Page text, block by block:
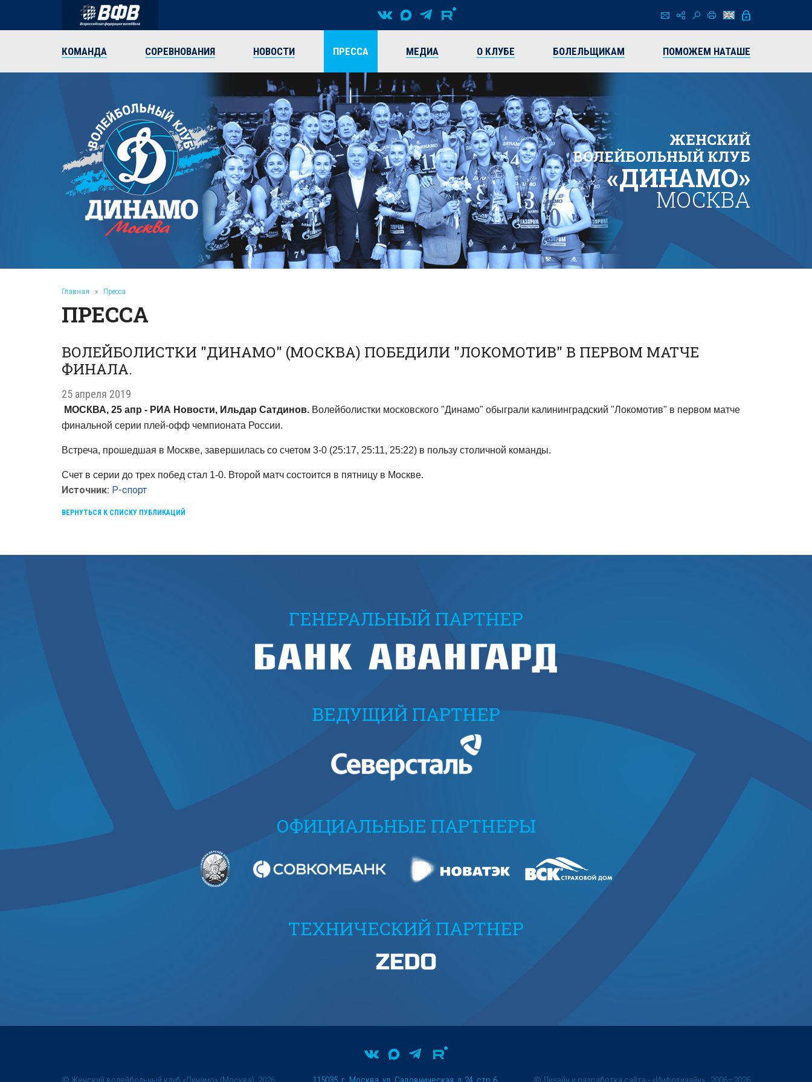
КОМАНДА СОРЕВНОВАНИЯ НОВОСТИ ПРЕССА МЕДИА О КЛУБЕ БОЛЕЛЬЩИКАМ ПОМОЖЕМ НАТАШЕ
ЖЕНСКИЙ
ВОЛЕЙБОЛЬНЫЙ КЛУБ
«ДИНАМО»
МОСКВА
Главная » Пресса
ПРЕССА
ВОЛЕЙБОЛИСТКИ "ДИНАМО" (МОСКВА) ПОБЕДИЛИ "ЛОКОМОТИВ" В ПЕРВОМ МАТЧЕ
ФИНАЛА.
25 апреля 2019
МОСКВА, 25 апр - РИА Новости, Ильдар Сатдинов. Волейболистки московского "Динамо" обыграли калининградский "Локомотив" в первом матче
финальной серии плей-офф чемпионата России.
Встреча, прошедшая в Москве, завершилась со счетом 3-0 (25:17, 25:11, 25:22) в пользу столичной команды.
Счет в серии до трех побед стал 1-0. Второй матч состоится в пятницу в Москве.
Источник: Р-спорт
ВЕРНУТЬСЯ К СПИСКУ ПУБЛИКАЦИЙ
ГЕНЕРАЛЬНЫЙ ПАРТНЕР
ВЕДУЩИЙ ПАРТНЕР
ОФИЦИАЛЬНЫЕ ПАРТНЕРЫ
ТЕХНИЧЕСКИЙ ПАРТНЕР